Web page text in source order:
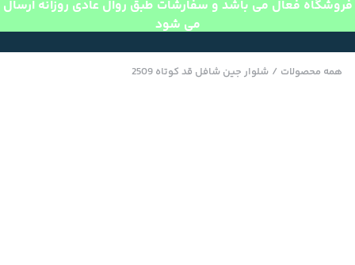
فروشگاه فعال می باشد و سفارشات طبق روال عادی روزانه ارسال
می شود
همه محصولات / شلوار جین شافل قد کوتاه 2509